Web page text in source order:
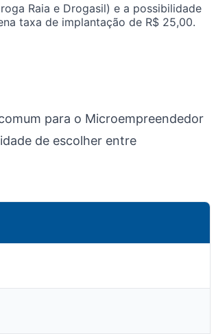
Raia e Drogasil) e a possibilidade
taxa de implantação de R$ 25,00.
para o Microempreendedor
de escolher entre